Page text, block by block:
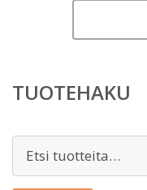
TUOTEHAKU
Etsi: